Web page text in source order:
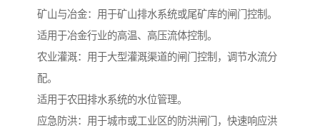
矿山与冶金：用于矿山排水系统或尾矿库的闸门控制。
适用于冶金行业的高温、高压流体控制。
农业灌溉：用于大型灌溉渠道的闸门控制，调节水流分
配。
适用于农田排水系统的水位管理。
应急防洪：用于城市或工业区的防洪闸门，快速响应洪